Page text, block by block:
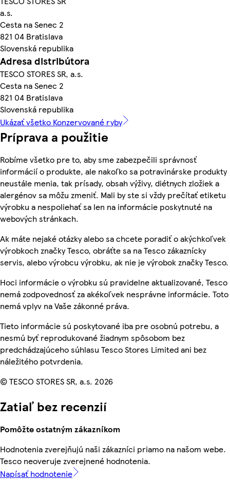
a.s.
Cesta na Senec 2
821 04 Bratislava
Slovenská republika
Adresa distribútora
TESCO STORES SR, a.s.
Cesta na Senec 2
821 04 Bratislava
Slovenská republika
Ukázať všetko Konzervované ryby
Príprava a použitie
Robíme všetko pre to, aby sme zabezpečili správnosť
informácií o produkte, ale nakoľko sa potravinárske produkty
neustále menia, tak prísady, obsah výživy, diétnych zložiek a
alergénov sa môžu zmeniť. Mali by ste si vždy prečítať etiketu
výrobku a nespoliehať sa len na informácie poskytnuté na
webových stránkach.
Ak máte nejaké otázky alebo sa chcete poradiť o akýchkoľvek
výrobkoch značky Tesco, obráťte sa na Tesco zákaznícky
servis, alebo výrobcu výrobku, ak nie je výrobok značky Tesco.
Hoci informácie o výrobku sú pravidelne aktualizované, Tesco
nemá zodpovednosť za akékoľvek nesprávne informácie. Toto
nemá vplyv na Vaše zákonné práva.
Tieto informácie sú poskytované iba pre osobnú potrebu, a
nesmú byť reprodukované žiadnym spôsobom bez
predchádzajúceho súhlasu Tesco Stores Limited ani bez
náležitého potvrdenia.
© TESCO STORES SR, a.s. 2026
Zatiaľ bez recenzií
Pomôžte ostatným zákazníkom
Hodnotenia zverejňujú naši zákazníci priamo na našom webe.
Tesco neoveruje zverejnené hodnotenia.
Napísať hodnotenie